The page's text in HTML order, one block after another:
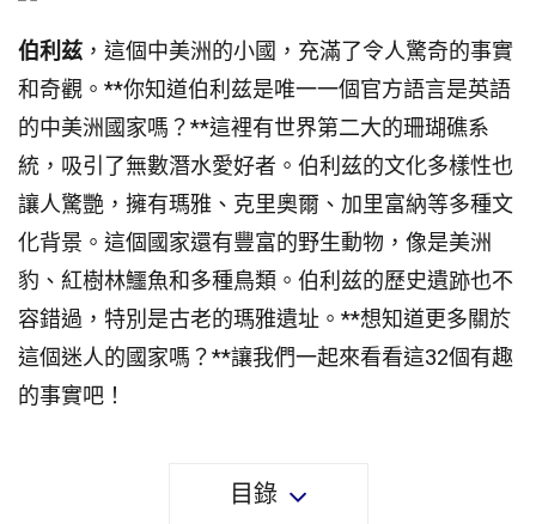
伯利兹 ，這個中美洲的小國，充滿了令人驚奇的事實
和奇觀。**你知道伯利兹是唯一一個官方語言是英語
的中美洲國家嗎？**這裡有世界第二大的珊瑚礁系
統，吸引了無數潛水愛好者。伯利兹的文化多樣性也
讓人驚艷，擁有瑪雅、克里奧爾、加里富納等多種文
化背景。這個國家還有豐富的野生動物，像是美洲
豹、紅樹林鱷魚和多種鳥類。伯利兹的歷史遺跡也不
容錯過，特別是古老的瑪雅遺址。**想知道更多關於
這個迷人的國家嗎？**讓我們一起來看看這32個有趣
的事實吧！
目錄